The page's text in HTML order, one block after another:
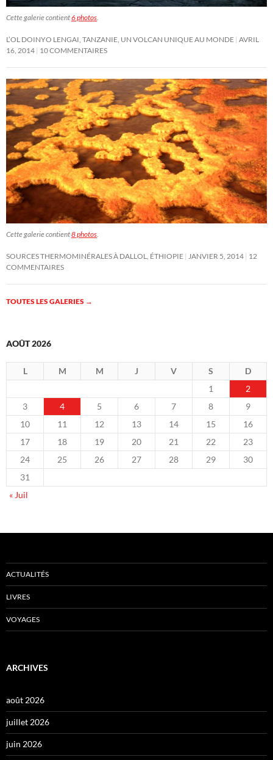
Cette galerie contient6 photos.
L’OL DOINYO LENGAI, TANZANIE, UN VOLCAN UNIQUE AU MONDE AVRIL
16, 2014 10 COMMENTAIRES
Cette galerie contient8 photos.
SOURCES THERMOMINÉRALES À DALLOL, ÉTHIOPIE JANVIER 5, 2014 12
COMMENTAIRES
TOUTES LES GALERIES →
AOÛT 2026
L M M J V S
D
1
2
3
4 5 6 7 8
9
10
11 12 13 14 15
16
17
18 19 20 21 22
23
24
25 26 27 28 29
30
31
« Juil
ACTUALITÉS
LIVRES
VOYAGES
ARCHIVES
août 2026
juillet 2026
juin 2026